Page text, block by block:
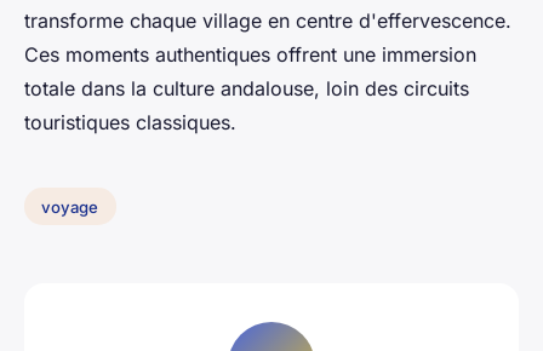
transforme chaque village en centre d'effervescence.
Ces moments authentiques offrent une immersion
totale dans la culture andalouse, loin des circuits
touristiques classiques.
voyage